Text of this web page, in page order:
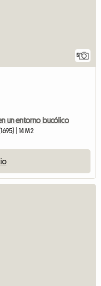
5
un entorno bucólico
| 14 M2